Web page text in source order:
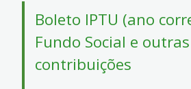
Boleto IPTU (ano
Fundo Social e outras
contribuições